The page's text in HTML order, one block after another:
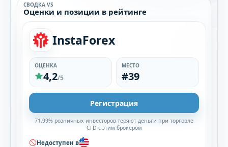
именно вам.
СВОДКА VS
Оценки и позиции в рейтинге
InstaForex
ОЦЕНКА
4,2/5
МЕСТО
#39
Регистрация
71,99% розничных инвесторов теряют деньги при торговле
CFD с этим брокером
Недоступен в